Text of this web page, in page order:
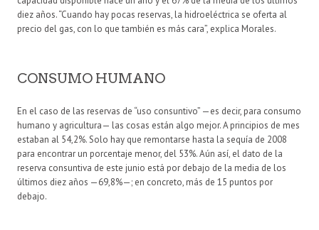
diez años. “Cuando hay pocas reservas, la hidroeléctrica se oferta al
precio del gas, con lo que también es más cara”, explica Morales.
CONSUMO HUMANO
En el caso de las reservas de “uso consuntivo” —es decir, para consumo
humano y agricultura— las cosas están algo mejor. A principios de mes
estaban al 54,2%. Solo hay que remontarse hasta la sequía de 2008
para encontrar un porcentaje menor, del 53%. Aún así, el dato de la
reserva consuntiva de este junio está por debajo de la media de los
últimos diez años —69,8%—; en concreto, más de 15 puntos por
debajo.